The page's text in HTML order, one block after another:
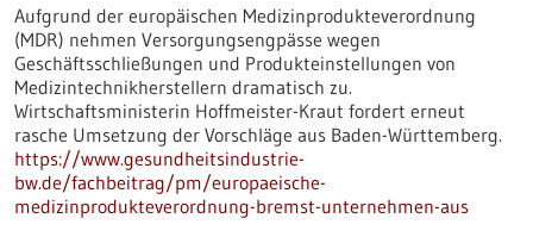
Aufgrund der europäischen Medizinprodukteverordnung
(MDR) nehmen Versorgungsengpässe wegen
Geschäftsschließungen und Produkteinstellungen von
Medizintechnikherstellern dramatisch zu.
Wirtschaftsministerin Hoffmeister-Kraut fordert erneut
rasche Umsetzung der Vorschläge aus Baden-Württemberg.
https://www.gesundheitsindustrie-
bw.de/fachbeitrag/pm/europaeische-
medizinprodukteverordnung-bremst-unternehmen-aus